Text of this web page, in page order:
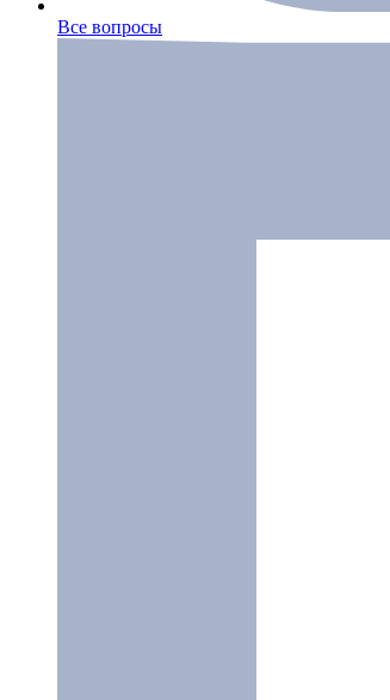
Все вопросы